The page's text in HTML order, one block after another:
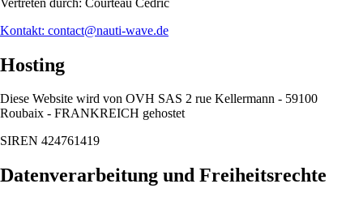
Kontakt: contact@nauti-wave.de
Hosting
Diese Website wird von OVH SAS 2 rue Kellermann - 59100
Roubaix - FRANKREICH gehostet
SIREN 424761419
Datenverarbeitung und Freiheitsrechte